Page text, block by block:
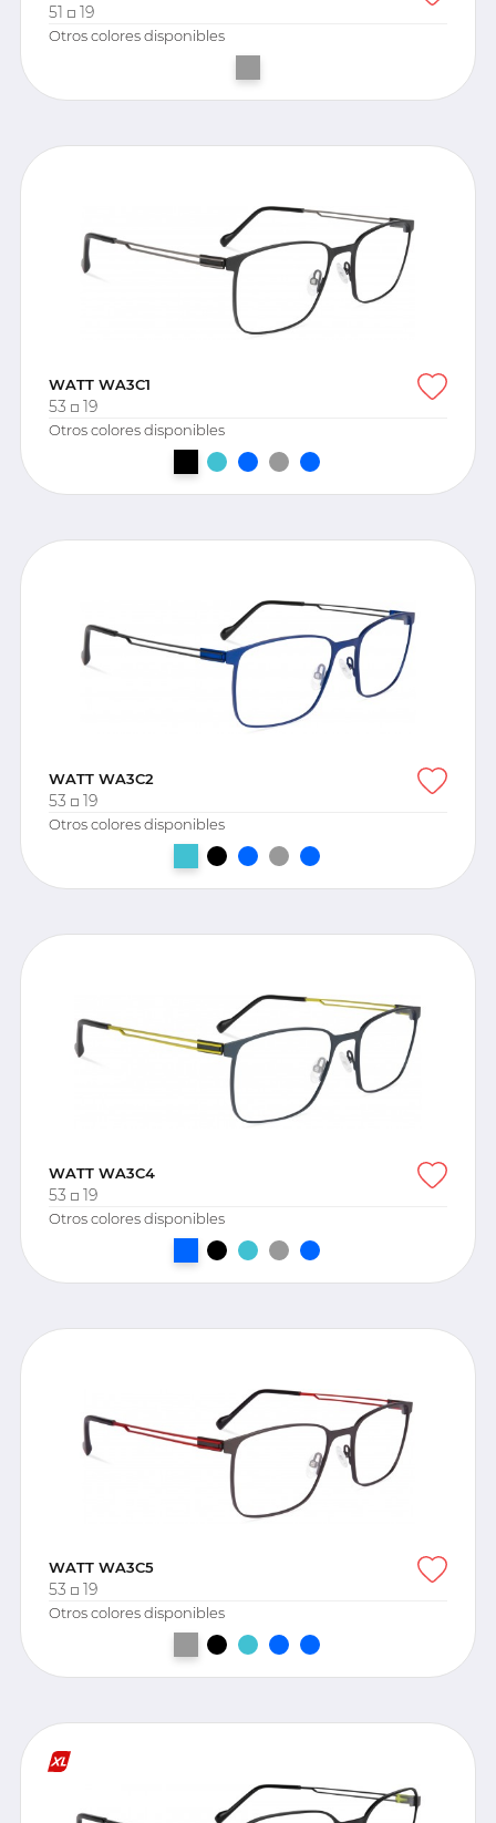
51 19
Otros colores disponibles
WATT WA3C1
53 19
Otros colores disponibles
WATT WA3C2
53 19
Otros colores disponibles
WATT WA3C4
53 19
Otros colores disponibles
WATT WA3C5
53 19
Otros colores disponibles